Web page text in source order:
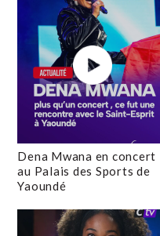
Dena Mwana en concert
au Palais des Sports de
Yaoundé